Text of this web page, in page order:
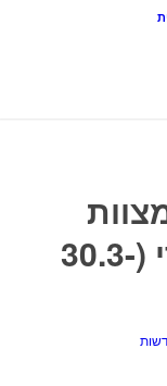
הסדנא לידע ציבורי (30.3-